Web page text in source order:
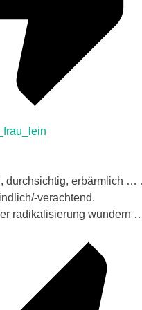
durchsichtig,
verachtend.
radikalisierung wundern